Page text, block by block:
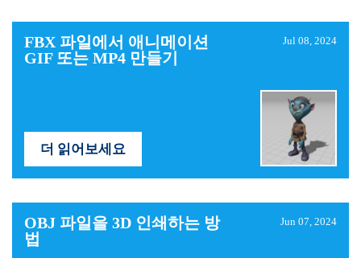
FBX ​​파일에서 애니메이션
GIF 또는 MP4 만들기
Jul 08, 2024
더 읽어보세요
OBJ 파일을 3D 인쇄하는 방
법
Jun 07, 2024